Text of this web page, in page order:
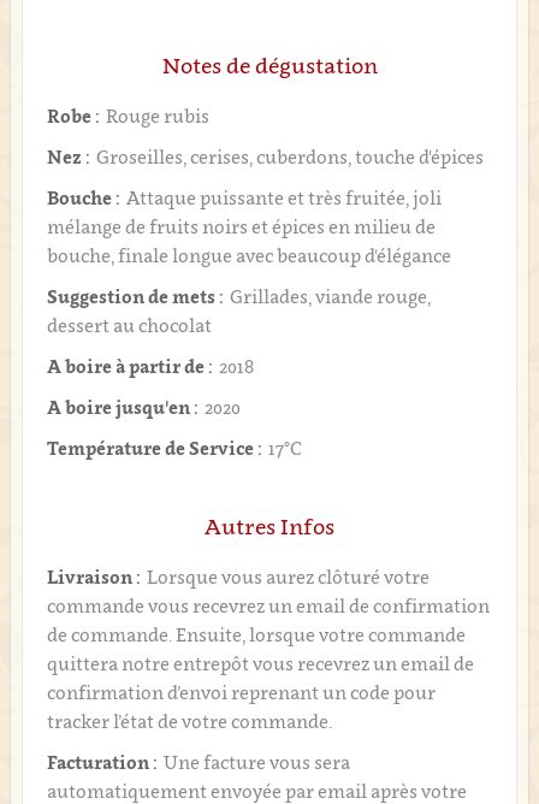
Notes de dégustation
Robe : Rouge rubis
Nez : Groseilles, cerises, cuberdons, touche d'épices
Bouche : Attaque puissante et très fruitée, joli
mélange de fruits noirs et épices en milieu de
bouche, finale longue avec beaucoup d'élégance
Suggestion de mets : Grillades, viande rouge,
dessert au chocolat
A boire à partir de : 2018
A boire jusqu'en : 2020
Température de Service : 17°C
Autres Infos
Livraison : Lorsque vous aurez clôturé votre
commande vous recevrez un email de confirmation
de commande. Ensuite, lorsque votre commande
quittera notre entrepôt vous recevrez un email de
confirmation d’envoi reprenant un code pour
tracker l’état de votre commande.
Facturation : Une facture vous sera
automatiquement envoyée par email après votre